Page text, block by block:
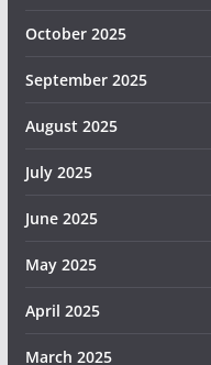
October 2025
September 2025
August 2025
July 2025
June 2025
May 2025
April 2025
March 2025